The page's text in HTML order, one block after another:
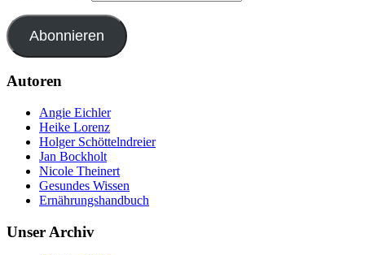
Abonnieren
Autoren
Angie Eichler
Heike Lorenz
Holger Schöttelndreier
Jan Bockholt
Nicole Theinert
Gesundes Wissen
Ernährungshandbuch
Unser Archiv